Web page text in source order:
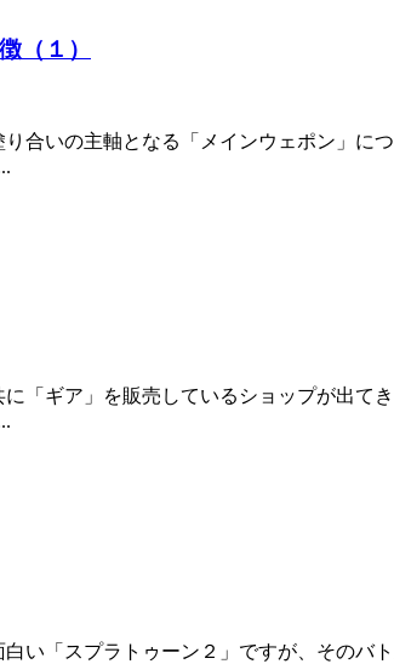
（１）
合いの主軸となる「メインウェポン」に
「ギア」を販売しているショップが出
い「スプラトゥーン２」ですが、その